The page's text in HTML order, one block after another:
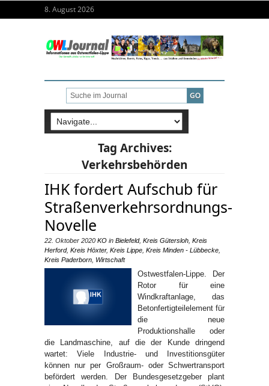
8. August 2026
Tag Archives:
Verkehrsbehörden
IHK fordert Aufschub für
Straßenverkehrsordnungs-
Novelle
22. Oktober 2020 KO in Bielefeld, Kreis Gütersloh Kreis
Herford, Kreis Höxter, Kreis Lippe Kreis Minden - Lübbecke
Kreis Paderborn Wirtschaft
Ostwestfalen-Lippe. Der
Rotor für eine
Windkraftanlage, das
Betonfertigteilelement für
die neue
Produktionshalle oder
die Landmaschine, auf die der Kunde dringend
wartet: Viele Industrie- und Investitionsgüter
können nur per Großraum- oder Schwertransport
befördert werden. Der Bundesgesetzgeber plant